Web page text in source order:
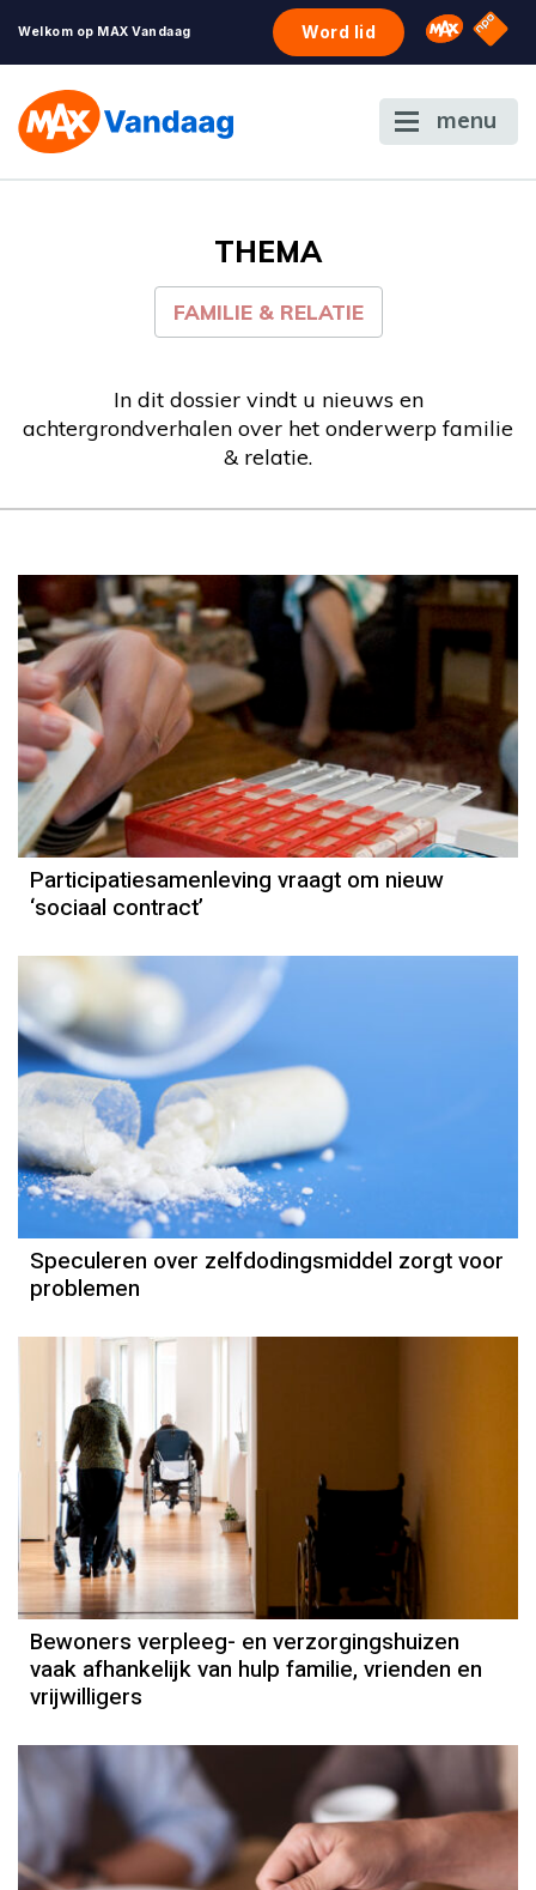
Welkom op MAX Vandaag Word lid Omroep
NPO
menu
THEMA
FAMILIE & RELATIE
In dit dossier vindt u nieuws en
achtergrondverhalen over het onderwerp familie
& relatie.
Participatiesamenleving vraagt om nieuw
‘sociaal contract’
Speculeren over zelfdodingsmiddel zorgt voor
problemen
Bewoners verpleeg- en verzorgingshuizen
vaak afhankelijk van hulp familie, vrienden en
vrijwilligers